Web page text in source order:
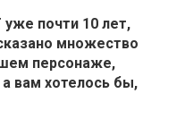
почти 10 лет,
множество
персонаже,
вам хотелось бы,